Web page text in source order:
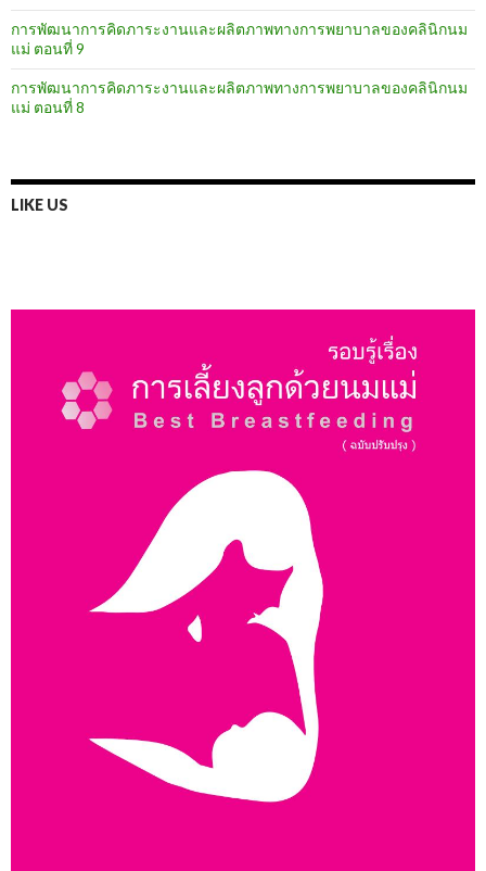
การพัฒนาการคิดภาระงานและผลิตภาพทางการพยาบาลของคลินิกนม
แม่ ตอนที่ 9
การพัฒนาการคิดภาระงานและผลิตภาพทางการพยาบาลของคลินิกนม
แม่ ตอนที่ 8
LIKE US